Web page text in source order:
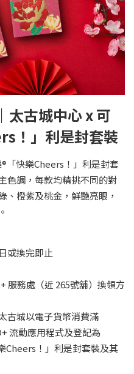
太古城中心 x 可
！」利是封套裝
「快樂Cheers！」利是封套
色調，每款均精挑不同的對
、橙紫及桃金，鮮艷亮眼，
或換完即止
服務處（近 265號舖）換領方
古城以電子貨幣消費滿
流動應用程式及登記為
Cheers！」利是封套裝及其